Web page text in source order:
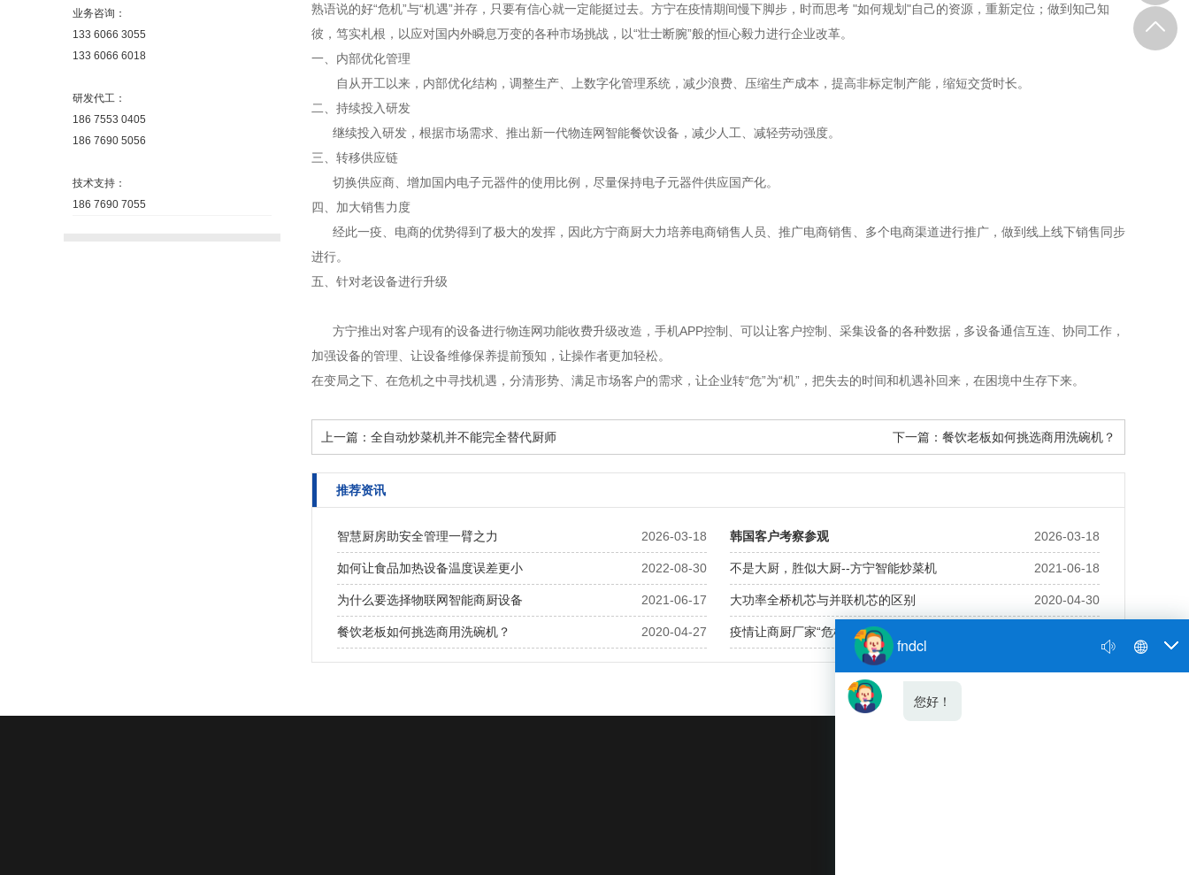
业务咨询：
133 6066 3055
133 6066 6018
研发代工：
186 7553 0405
186 7690 5056
技术支持：
186 7690 7055
熟语说的好“危机”与“机遇”并存，只要有信心就一定能挺过去。方宁在疫情期间慢下脚步，时而思考 "如何规划"自己的资源，重新定位；做到知己知
彼，笃实札根，以应对国内外瞬息万变的各种市场挑战，以“壮士断腕”般的恒心毅力进行企业改革。
一、内部优化管理
自从开工以来，内部优化结构，调整生产、上数字化管理系统，减少浪费、压缩生产成本，提高非标定制产能，缩短交货时长。
二、持续投入研发
继续投入研发，根据市场需求、推出新一代物连网智能餐饮设备，减少人工、减轻劳动强度。
三、转移供应链
切换供应商、增加国内电子元器件的使用比例，尽量保持电子元器件供应国产化。
四、加大销售力度
经此一疫、电商的优势得到了极大的发挥，因此方宁商厨大力培养电商销售人员、推广电商销售、多个电商渠道进行推广，做到线上线下销售同步
进行。
五、针对老设备进行升级
方宁推出对客户现有的设备进行物连网功能收费升级改造，手机APP控制、可以让客户控制、采集设备的各种数据，多设备通信互连、协同工作，
加强设备的管理、让设备维修保养提前预知，让操作者更加轻松。
在变局之下、在危机之中寻找机遇，分清形势、满足市场客户的需求，让企业转“危”为“机”，把失去的时间和机遇补回来，在困境中生存下来。
上一篇： 全自动炒菜机并不能完全替代厨师 下一篇： 餐饮老板如何挑选商用洗碗机？
推荐资讯
2026-03-18
智慧厨房助安全管理一臂之力 2026-03-18
韩国客户考察参观
2022-08-30
如何让食品加热设备温度误差更小 2021-06-18
不是大厨，胜似大厨--方宁智能炒菜机
2021-06-17
为什么要选择物联网智能商厨设备 2020-04-30
大功率全桥机芯与并联机芯的区别
2020-04-27
餐饮老板如何挑选商用洗碗机？ 疫情让商厨厂家“危机”与“机遇”并存